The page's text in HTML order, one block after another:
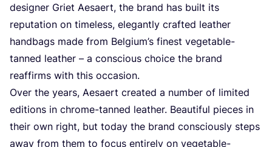
desi­gner Griet Aesaert, the brand has built its
repu­ta­ti­on on tim­e­l­ess, ele­gant­ly craf­ted lea­ther
hand­bags made from Bel­gi­um­’s finest vege­ta­ble-
tan­ned lea­ther – a con­scious choice the brand
reaf­firms with this occasion.
Over the years, Aesaert crea­ted a num­ber of limi­t­ed
edi­ti­ons in chro­me-tan­ned lea­ther. Beau­tiful pie­ces in
their own right, but today the brand con­scious­ly steps
away from them to focus enti­re­ly on vege­ta­ble-